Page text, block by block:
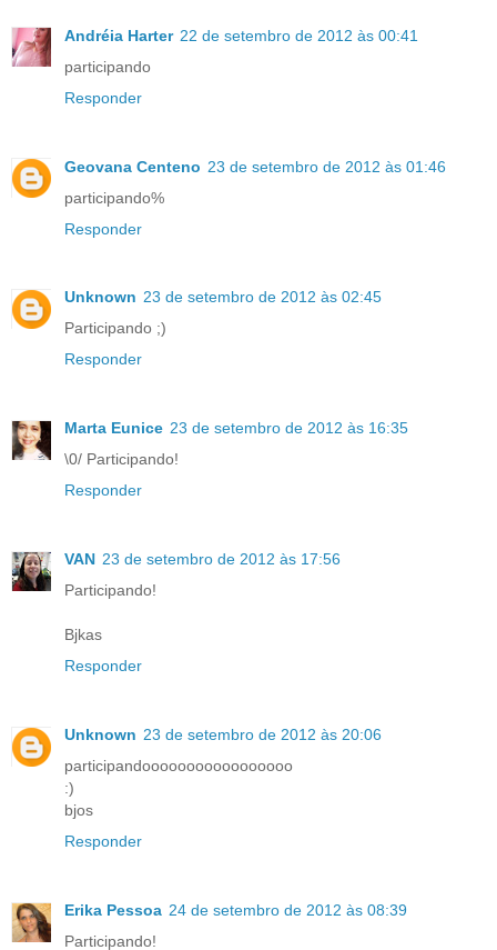
Andréia Harter 22 de setembro de 2012 às 00:41
participando
Responder
Geovana Centeno 23 de setembro de 2012 às 01:46
participando%
Responder
Unknown 23 de setembro de 2012 às 02:45
Participando ;)
Responder
Marta Eunice 23 de setembro de 2012 às 16:35
\0/ Participando!
Responder
VAN 23 de setembro de 2012 às 17:56
Participando!
Bjkas
Responder
Unknown 23 de setembro de 2012 às 20:06
participandooooooooooooooooo
:)
bjos
Responder
Erika Pessoa 24 de setembro de 2012 às 08:39
Participando!